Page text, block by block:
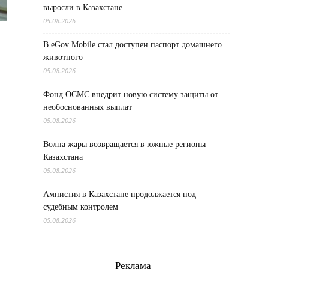
выросли в Казахстане
05.08.2026
В eGov Mobile стал доступен паспорт домашнего
животного
05.08.2026
Фонд ОСМС внедрит новую систему защиты от
необоснованных выплат
05.08.2026
Волна жары возвращается в южные регионы
Казахстана
05.08.2026
Амнистия в Казахстане продолжается под
судебным контролем
05.08.2026
Реклама